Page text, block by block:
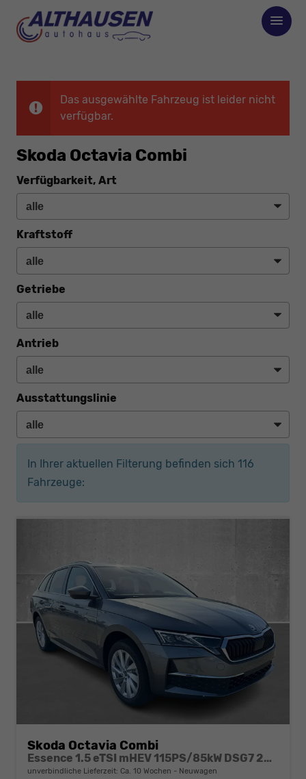
Das ausgewählte Fahrzeug ist leider nicht
verfügbar.
Skoda Octavia Combi
Verfügbarkeit, Art
Kraftstoff
Getriebe
Antrieb
Ausstattungslinie
In Ihrer aktuellen Filterung befinden sich 116
Fahrzeuge:
Skoda Octavia Combi
Essence 1.5 eTSI mHEV 115PS/85kW DSG7 2026
unverbindliche Lieferzeit: Ca. 10 Wochen Neuwagen